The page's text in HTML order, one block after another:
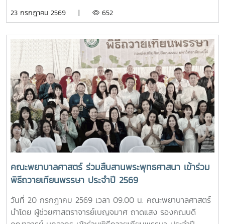
การอนุรักษ์ศิลปวัฒนธรรม และกิจกรรมส่งเสริมคุณลักษณะอัน
พงษ์พานิช และนายพงษ์พิพัฒน์ ราชจันทร์ ได้นำนักศึกษาเยี่ยม
ชมเส้นทางและสถานที่สำคัญภายในมหาวิทยาลัย อาทิ อนุสาวรีย์
คุณพระช่วงเกษตรศิลปการ เพื่อให้นักศึกษาได้เรียนรู้ประวัติและ
คุณูปการของปูชนียบุคคลผู้มีความสำคัญต่อมหาวิทยาลัย คุณค่า
ทางประวัติศาสตร์และจิตวิญญาณของสถาบันและช่วงบ่าย คณะ
นักศึกษาได้เข้าเยี่ยมชมสำนักฟาร์มมหาวิทยาลัย และสำนักวิจัย
และส่งเสริมวิชาการการเกษตร โดยมี นางสาววัชรินทร์ จันท
วรรณ ให้การต้อนรับ พร้อมบรรยายให้ความรู้เกี่ยวกับการผลิต
และการพัฒนาผลิตภัณฑ์กัญชงเพื่อสุขภาพ รวมทั้งนำเยี่ยมชม
แปลงกัญชง เพื่อเปิดมุมมองด้านงานวิจัยและนวัตกรรมทางการ
เกษตรของมหาวิทยาลัย จากนั้น นักศึกษาได้เดินทางไปศึกษา
แหล่งเรียนรู้อ่างเก็บน้ำห้วยโจ้ พร้อมนั่งรถเยี่ยมชมบริเวณรอบ
คณะและหน่วยงานที่ตั้งอยู่นอกพื้นที่หลักของมหาวิทยาลัย ได้แก่
คณะสัตวศาสตร์และเทคโนโลยี และวิทยาลัยพลังงาน เพื่อเรียนรู้
ศักยภาพและความหลากหลายของศาสตร์ที่มหาวิทยาลัยแม่โจ้เปิด
การเรียนการสอน กิจกรรมตามโครงการดังกล่าว นับว่าเป็นการ
ดร.เทพ พงษ์พานิช นายกสภามหาวิทยาลัยแม่โจ้ เป็นประธานใน
ศาสตร์ และนักศึกษา เข้าร่วมอย่างพร้อมเพรียงห้อง “ร่ม
อินทนิล” เกิดขึ้นจากความร่วมมือระหว่างมหาวิทยาลัยแม่โจ้และ
คณะพยาบาลศาสตร์ เพื่อเป็นศูนย์ให้บริการด้านการดูแลสุขภาพ
เบื้องต้น การให้คำปรึกษา แนะนำด้านสุขภาพกายและสุขภาพใจ
แก่นักศึกษา เพื่อให้นักศึกษาได้รับการดูแลอย่างทั่วถึง มีสุขภาวะ
ที่ดีทั้งด้านร่างกายและจิตใจ อันจะนำไปสู่การส่งเสริมคุณภาพ
ชีวิต ความปลอดภัย และสวัสดิภาพการใช้ชีวิตภายในมหาวิทยาลัย
โดยจะเปิดให้บริการทุกวัน ตั้งแต่เวลา 17.00-20.00 น.นอกจากนี้
ห้อง “ร่มอินทนิล” ยังเป็นพื้นที่แห่งการเรียนรู้และฝึกปฏิบัติ
วิชาชีพของนักศึกษาพยาบาล ภายใต้การกำกับดูแลของ
คณาจารย์และบุคลากรผู้เชี่ยวชาญ เพื่อให้นักศึกษาได้พัฒนา
ทักษะการดูแลผู้รับบริการจากสถานการณ์จริง ควบคู่ไปกับการ
สร้างประโยชน์แก่สังคมภายในมหาวิทยาลัยอย่างไรก็ตาม การเปิด
ให้บริการห้อง “ร่มอินทนิล” ในครั้งนี้ นับว่าเป็นก้าวสำคัญของ
มหาวิทยาลัย ในการพัฒนาระบบการดูแลสุขภาพของนักศึกษา
23 กรกฎาคม 2569 | 652
คณะพยาบาลศาสตร์ ร่วมสืบสานพระพุทธศาสนา เข้าร่วม
พิธีถวายเทียนพรรษา ประจำปี 2569
วันที่ 20 กรกฎาคม 2569 เวลา 09.00 น. คณะพยาบาลศาสตร์
นำโดย ผู้ช่วยศาสตราจารย์เบญจมาศ ถาดแสง รองคณบดี